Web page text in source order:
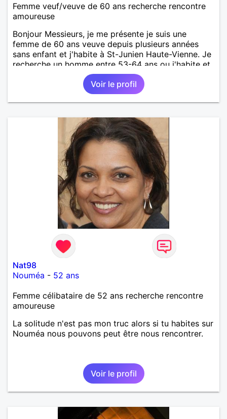
Femme veuf/veuve de 60 ans recherche rencontre
amoureuse
Bonjour Messieurs, je me présente je suis une
femme de 60 ans veuve depuis plusieurs années
sans enfant et j'habite à St-Junien Haute-Vienne. Je
recherche un homme entre 53-64 ans ou j'habite et
alentours pour faire connaissance en 1er lieu. À voir
par la suite. Je recherche un homme sérieux et
honnête et qui soit gentil et sincère, attentionné et à
l'écoute. Je suis une personne sérieuse à qui la vie
sérieuse et suivie uniquement
Voir le profil
Nat98
Nouméa - 52 ans
Femme célibataire de 52 ans recherche rencontre
amoureuse
La solitude n'est pas mon truc alors si tu habites sur
Nouméa nous pouvons peut être nous rencontrer.
Voir le profil